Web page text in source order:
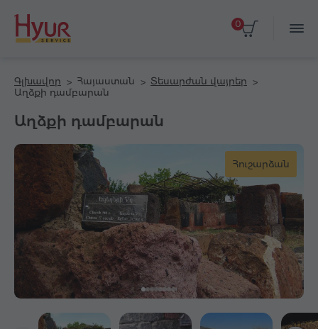
0
Գլխավոր Հայաստան
Տեսարժան վայրեր
Աղձքի դամբարան
Աղձքի դամբարան
Հուշարձան